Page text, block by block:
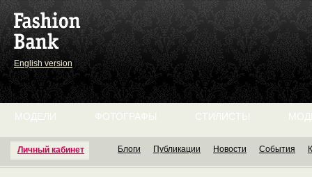
English version
Личный кабинет
МОДЕЛИ ФОТОГРАФЫ СТИЛИСТЫ
Блоги Публикации Новости События